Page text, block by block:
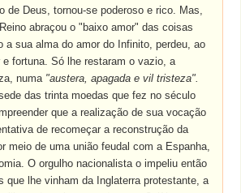
de Deus, tornou-se poderoso e rico. Mas,
abraçou o "baixo amor" das coisas
a sua alma do amor do Infinito, perdeu, ao
fortuna. Só lhe restaram o vazio, a
numa "austera, apagada e vil tristeza".
das trinta moedas que fez no século
que a realização de sua vocação
de recomeçar a reconstrução da
meio de uma união feudal com a Espanha,
O orgulho nacionalista o impeliu então
que lhe vinham da Inglaterra protestante, a